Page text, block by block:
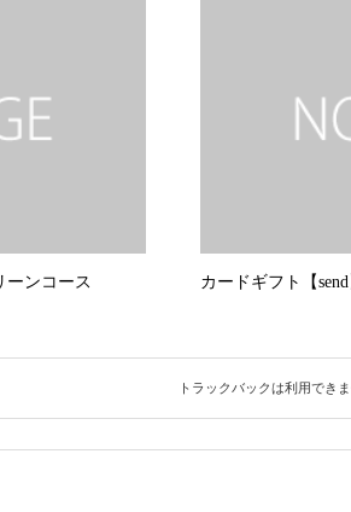
ーンコース カードギフト【
トラックバックは利用できま